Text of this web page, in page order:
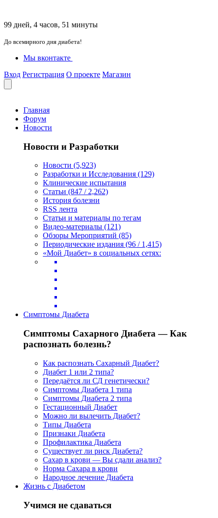
99 дней, 4 часов, 51 минуты
До всемирного дня диабета!
Мы вконтакте
Вход Регистрация О проекте Магазин
Главная
Форум
Новости
Новости и Разработки
Новости (5,923)
Разработки и Исследования (129)
Клинические испытания
Статьи (847 / 2,262)
История болезни
RSS лента
Статьи и материалы по тегам
Видео-материалы (121)
Обзоры Мероприятий (85)
Периодические издания (96 / 1,415)
«Мой Диабет» в социальных сетях:
Симптомы Диабета
Симптомы Сахарного Диабета — Как
распознать болезнь?
Как распознать Сахарный Диабет?
Диабет 1 или 2 типа?
Передаётся ли СД генетически?
Симптомы Диабета 1 типа
Симптомы Диабета 2 типа
Гестационный Диабет
Можно ли вылечить Диабет?
Типы Диабета
Признаки Диабета
Профилактика Диабета
Существует ли риск Диабета?
Сахар в крови — Вы сдали анализ?
Норма Сахара в крови
Народное лечение Диабета
Жизнь с Диабетом
Учимся не сдаваться